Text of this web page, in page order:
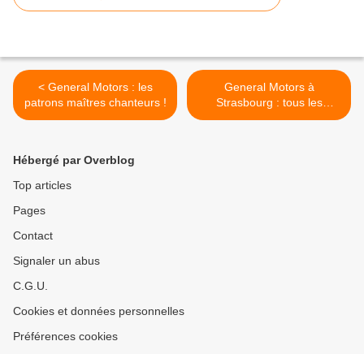
< General Motors : les
patrons maîtres chanteurs !
General Motors à
Strasbourg : tous les
moyens sont bons à la
Hébergé par Overblog
Top articles
Pages
Contact
Signaler un abus
C.G.U.
Cookies et données personnelles
Préférences cookies